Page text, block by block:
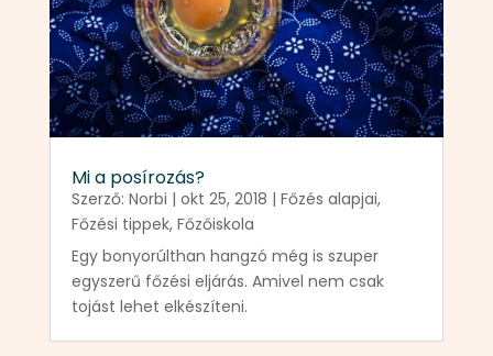
Mi a posírozás?
Szerző: Norbi | okt 25, 2018 | Főzés alapjai,
Főzési tippek, Főzőiskola
Egy bonyorúlthan hangzó még is szuper
egyszerű főzési eljárás. Amivel nem csak
tojást lehet elkészíteni.